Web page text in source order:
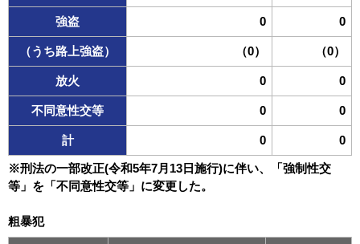
強盗 0 0
（うち路上強盗） （0） （0）
放火 0 0
不同意性交等 0 0
計 0 0
※刑法の一部改正(令和5年7月13日施行)に伴い、「強制性交
等」を「不同意性交等」に変更した。
粗暴犯